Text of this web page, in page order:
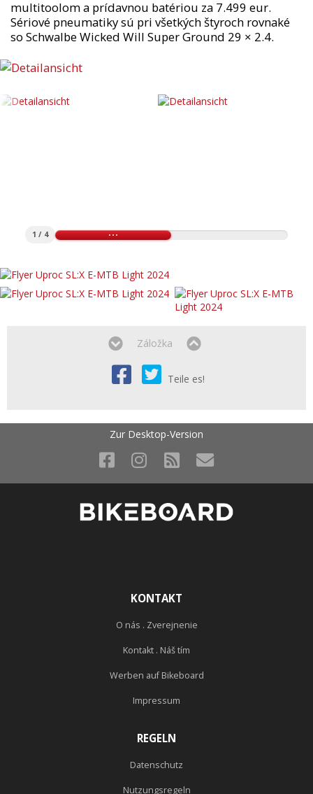
multitoolom a prídavnou batériou za 7.499 eur.
Sériové pneumatiky sú pri všetkých štyroch rovnaké
so Schwalbe Wicked Will Super Ground 29 × 2.4.
1 / 4
Záložka
Teile es!
Zur Desktop-Version
KONTAKT
O nás . Zverejnenie
Kontakt . Náš tím
Werben auf Bikeboard
Impressum
REGELN
Datenschutz
Nutzungsregeln